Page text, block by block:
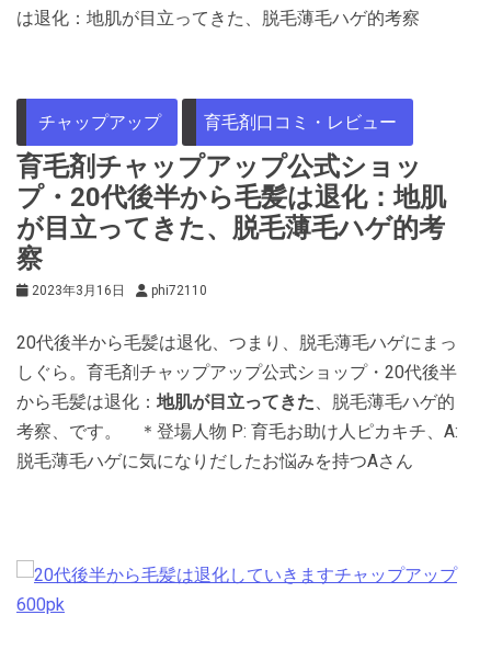
は退化：地肌が目立ってきた、脱毛薄毛ハゲ的考察
チャップアップ 育毛剤口コミ・レビュー
育毛剤チャップアップ公式ショッ
プ・20代後半から毛髪は退化：地肌
が目立ってきた、脱毛薄毛ハゲ的考
察
2023年3月16日 phi72110
20代後半から毛髪は退化、つまり、脱毛薄毛ハゲにまっ
しぐら。育毛剤チャップアップ公式ショップ・20代後半
から毛髪は退化： 地肌が目立ってきた、脱毛薄毛ハゲ的
考察、です。 ＊登場人物 P: 育毛お助け人ピカキチ、A:
脱毛薄毛ハゲに気になりだしたお悩みを持つAさん